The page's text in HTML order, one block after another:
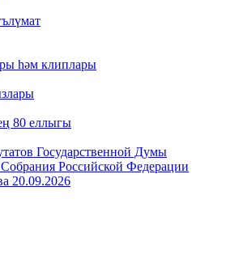
һәм клиплары
80 еллыгы
Государственной Думы
Российской Федерации
20.09.2026